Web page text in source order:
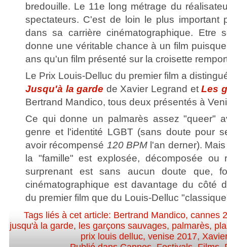
bredouille. Le 11e long métrage du
spectateurs. C'est de loin le plus important
dans sa carrière cinématographique. Etre
donne une véritable chance à un film
ans qu'un film présenté sur la croisette
Le Prix Louis-Delluc du premier film a
Jusqu'à la garde de Xavier Legrand etLes
Bertrand Mandico, tous deux présentés à
Ce qui donne un palmarès assez "queer"
genre et l'identité LGBT (sans doute pour
avoir récompensé 120 BPMl'an derner).
la "famille" est explosée, décomposée ou
surprenant est sans aucun doute que,
cinématographique est davantage du côté
du premier film que du Louis-Delluc
Tags liés à cet article: Bertrand Mandico,cannes
jusqu'à la garde, les garçons sauvages, palmarès,
prix louis delluc,venise 2017,